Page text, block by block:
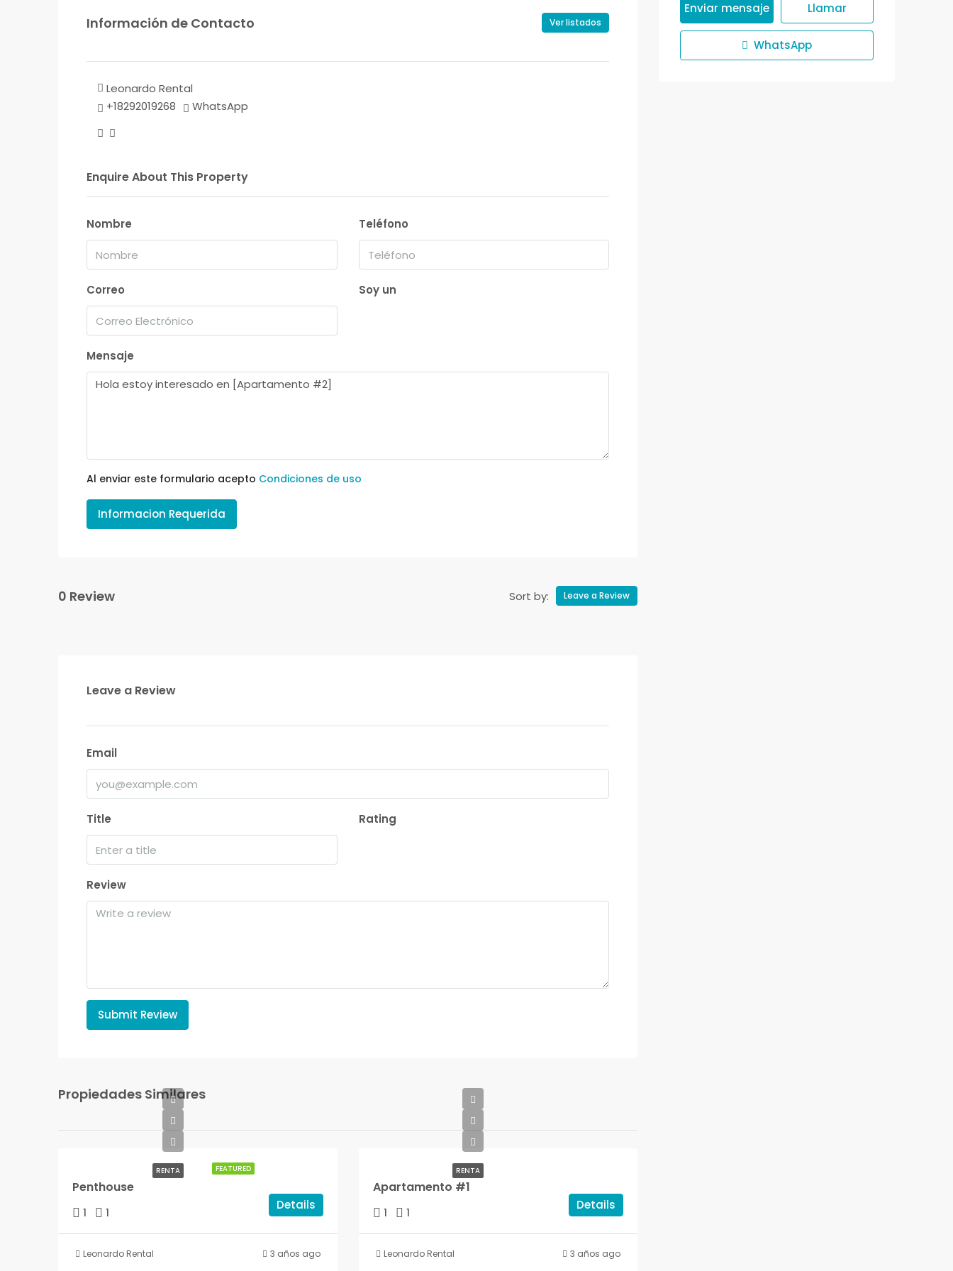
Información de Contacto Ver listados
Leonardo Rental
+18292019268
WhatsApp
Enquire About This Property
Nombre Teléfono
Correo Soy un
Mensaje
Al enviar este formulario acepto Condiciones de uso
Informacion Requerida
0 Review Sort by: Leave a Review
Leave a Review
Email
Title Rating
Review
Submit Review
Propiedades Similares
FEATURED
RENTA
Penthouse
1 1
Details
Leonardo Rental 3 años ago
RENTA
Apartamento #1
1 1
Details
Leonardo Rental 3 años ago
Enviar mensaje Llamar
WhatsApp